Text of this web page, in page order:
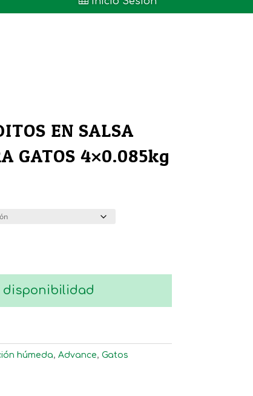
EN SALSA
GATOS 4×0.085kg
disponibilidad
húmeda, Advance, Gatos